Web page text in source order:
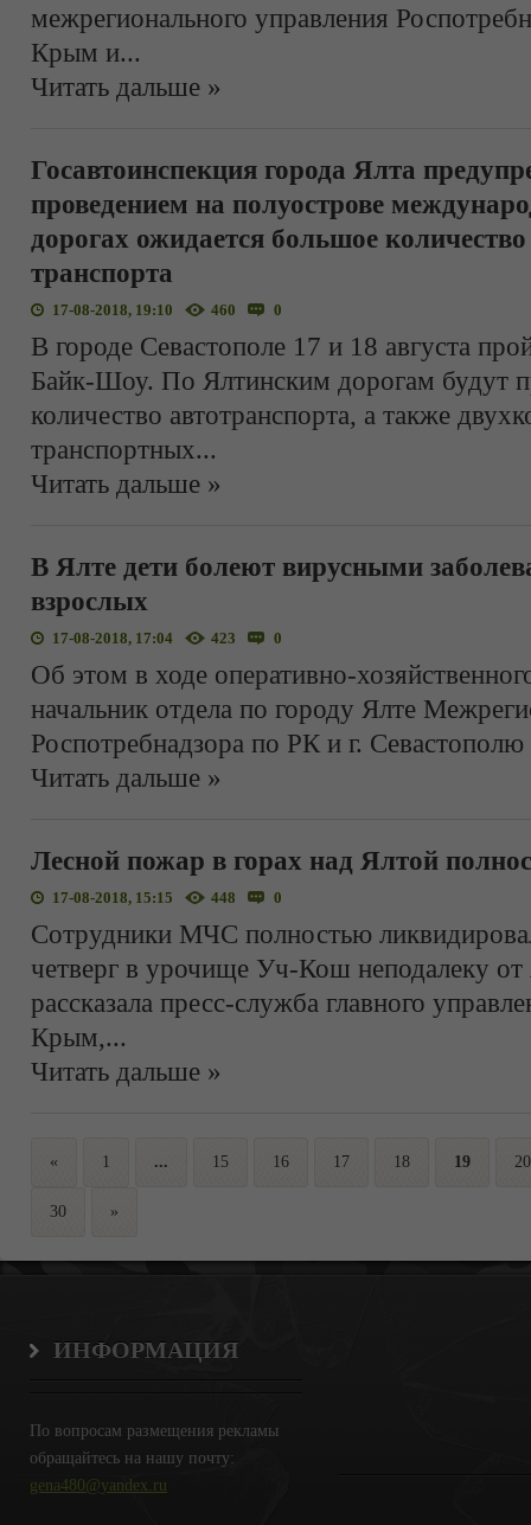
межрегионального управления
Крым и...
Читать дальше »
Госавтоинспекция города Ялта
проведением на полуострове
дорогах ожидается большое
транспорта
17-08-2018, 19:10 460 0
В городе Севастополе 17 и 18 августа
Байк-Шоу. По Ялтинским дорогам будут
количество автотранспорта, а также
транспортных...
Читать дальше »
В Ялте дети болеют вирусными
взрослых
17-08-2018, 17:04 423 0
Об этом в ходе оперативно-
начальник отдела по городу Ялте
Роспотребнадзора по РК и г.
Читать дальше »
Лесной пожар в горах над Ялтой
17-08-2018, 15:15 448 0
Сотрудники МЧС полностью
четверг в урочище Уч-Кош неподалеку
рассказала пресс-служба главного
Крым,...
Читать дальше »
« 1 ... 15 16 17 18 19 20
30 »
ИНФОРМАЦИЯ
По вопросам размещения рекламы
обращайтесь на нашу почту:
gena480@yandex.ru